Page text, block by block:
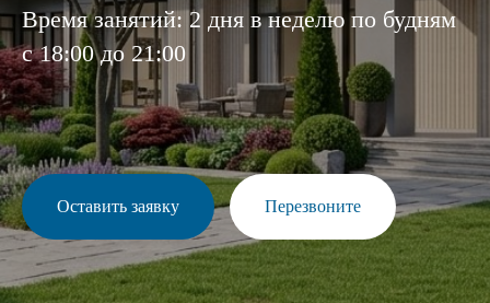
Время занятий: 2 дня в неделю по будням
с 18:00 до 21:00
Оставить заявку Перезвоните